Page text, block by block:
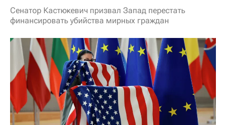
Сенатор Кастюкевич призвал Запад перестать
финансировать убийства мирных граждан